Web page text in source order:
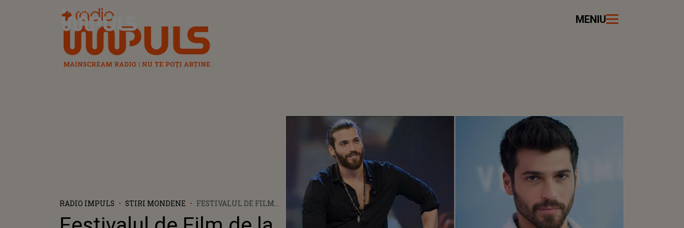
Radio Impuls MENIU
RADIO IMPULS STIRI MONDENE
FESTIVALUL DE FILM
YAMAN, NOMINALIZAT